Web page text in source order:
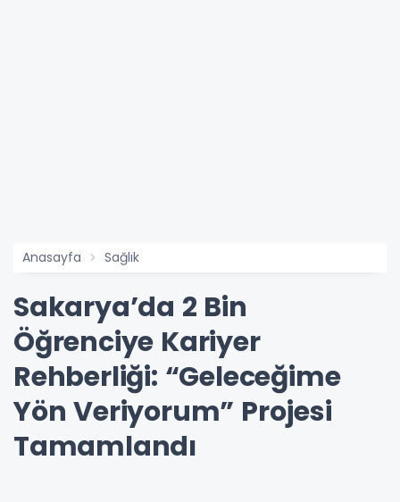
Anasayfa Sağlık
Sakarya’da 2 Bin
Öğrenciye Kariyer
Rehberliği: “Geleceğime
Yön Veriyorum” Projesi
Tamamlandı